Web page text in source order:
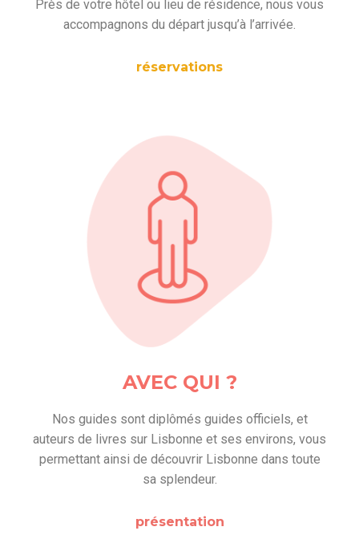
Près de votre hôtel ou lieu de résidence, nous vous
accompagnons du départ jusqu’à l’arrivée.
réservations
AVEC QUI ?
Nos guides sont diplômés guides officiels, et
auteurs de livres sur Lisbonne et ses environs, vous
permettant ainsi de découvrir Lisbonne dans toute
sa splendeur.
présentation